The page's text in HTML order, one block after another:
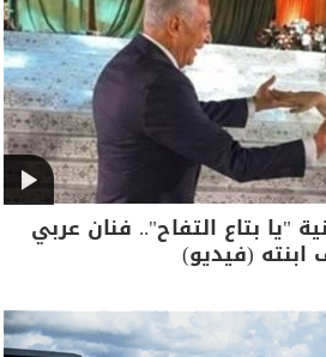
"يا بتاع التفاح".. فنان عربي
(فيديو)